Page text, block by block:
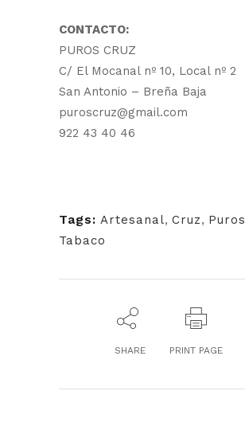
CONTACTO:
PUROS CRUZ
C/ El Mocanal nº 10, Local nº 2
San Antonio – Breña Baja
puroscruz@gmail.com
922 43 40 46
Tags: Artesanal, Cruz, Puros
Tabaco
SHARE PRINT PAGE